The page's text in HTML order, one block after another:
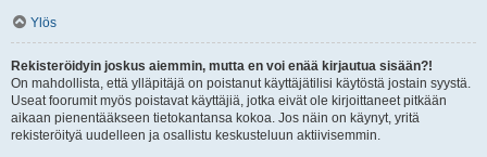
Ylös
Rekisteröidyin joskus aiemmin, mutta en voi enää kirjautua sisään?!
On mahdollista, että ylläpitäjä on poistanut käyttäjätilisi käytöstä jostain syystä.
Useat foorumit myös poistavat käyttäjiä, jotka eivät ole kirjoittaneet pitkään
aikaan pienentääkseen tietokantansa kokoa. Jos näin on käynyt, yritä
rekisteröityä uudelleen ja osallistu keskusteluun aktiivisemmin.